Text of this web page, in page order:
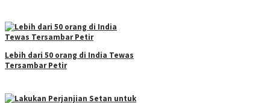
Lebih dari 50 orang di India Tewas
Tersambar Petir